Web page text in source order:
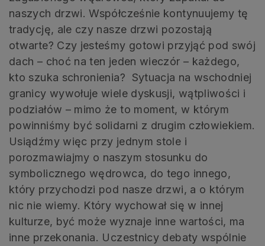
naszych drzwi. Współcześnie kontynuujemy tę
tradycję, ale czy nasze drzwi pozostają
otwarte? Czy jesteśmy gotowi przyjąć pod swój
dach – choć na ten jeden wieczór – każdego,
kto szuka schronienia? Sytuacja na wschodniej
granicy wywołuje wiele dyskusji, wątpliwości i
podziałów – mimo że to moment, w którym
powinniśmy być solidarni z drugim człowiekiem.
Usiądźmy więc przy jednym stole i
porozmawiajmy o naszym stosunku do
symbolicznego wędrowca, do tego innego,
który przychodzi pod nasze drzwi, a o którym
nic nie wiemy. Który wychował się w innej
kulturze, być może wyznaje inne wartości, ma
inne przekonania. Uczestnicy debaty wspólnie